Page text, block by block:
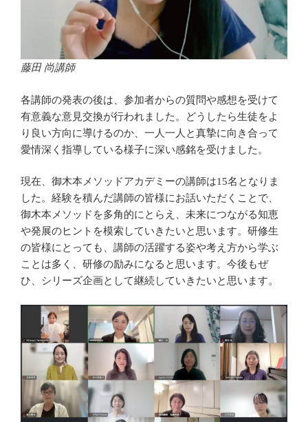
藤田 尚講師
各講師の発表の後は、参加者からの質問や感想を受けて
有意義な意見交換が行われました。どうしたら生徒をよ
り良い方向に導けるのか、一人一人と真摯に向き合って
愛情深く指導している様子に深い感銘を受けました。
現在、御木本メソッドアカデミーの講師は15名となりま
した。経験を積んだ講師の皆様にお話いただくことで、
御木本メソッドを多角的にとらえ、未来につながる知恵
や発展のヒントを模索していきたいと思います。研修生
の皆様にとっても、講師の活躍する姿や考え方から学ぶ
ことは多く、研修の励みになると思います。今後もぜ
ひ、シリーズ企画として継続していきたいと思います。